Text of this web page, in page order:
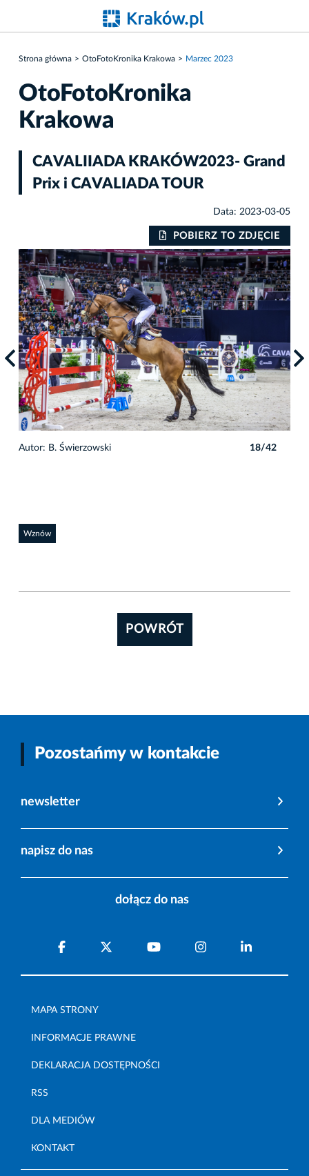
Strona główna OtoFotoKronika Krakowa Marzec 2023
OtoFotoKronika
Krakowa
CAVALIIADA KRAKÓW2023- Grand
Prix i CAVALIADA TOUR
Data: 2023-03-05
POBIERZ TO ZDJĘCIE
Autor: B. Świerzowski 18/42
Wznów
POWRÓT
Pozostańmy w kontakcie
newsletter
napisz do nas
dołącz do nas
MAPA STRONY
INFORMACJE PRAWNE
DEKLARACJA DOSTĘPNOŚCI
RSS
DLA MEDIÓW
KONTAKT